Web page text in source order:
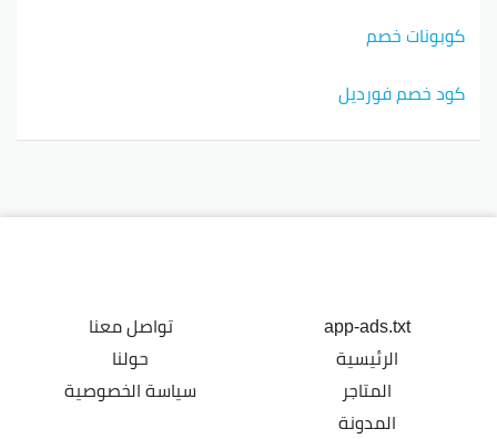
كوبونات خصم
كود خصم فورديل
app-ads.txt
الرئيسية
المتاجر
المدونة
تواصل معنا
حولنا
سياسة الخصوصية